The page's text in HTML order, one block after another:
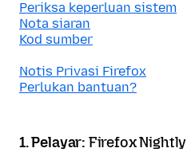
Periksa keperluan sistem
Nota siaran
Kod sumber
Notis Privasi Firefox
Perlukan bantuan?
1. Pelayar: Firefox Nightly